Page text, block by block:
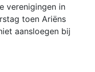
verenigingen in
toen Ariëns
aansloegen bij